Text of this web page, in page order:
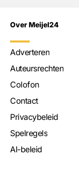
Over Meijel24
Adverteren
Auteursrechten
Colofon
Contact
Privacybeleid
Spelregels
AI-beleid